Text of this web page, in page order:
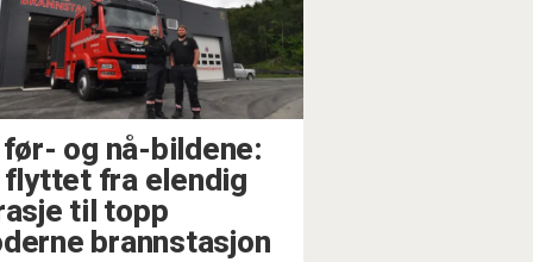
før- og nå-bildene:
flyttet fra elendig
til topp
brannstasjon